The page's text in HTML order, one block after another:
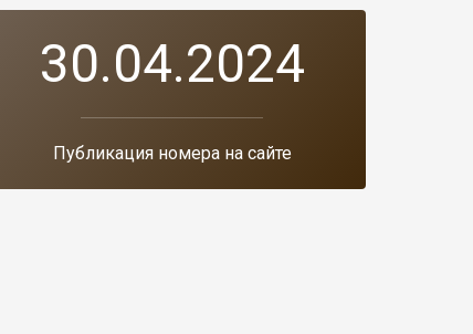
30.04.2024
Публикация номера на сайте